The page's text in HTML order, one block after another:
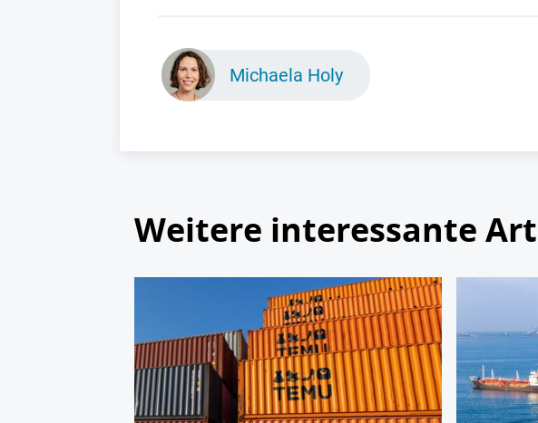
Michaela Holy
Weitere interessante